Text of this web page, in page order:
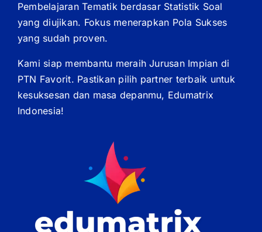
Pembelajaran Tematik berdasar Statistik Soal
yang diujikan. Fokus menerapkan Pola Sukses
yang sudah proven.
Kami siap membantu meraih Jurusan Impian di
PTN Favorit. Pastikan pilih partner terbaik untuk
kesuksesan dan masa depanmu, Edumatrix
Indonesia!